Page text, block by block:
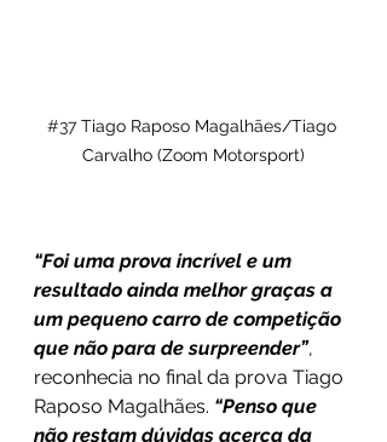
#37 Tiago Raposo Magalhães/Tiago
Carvalho (Zoom Motorsport)
“Foi uma prova incrível e um
resultado ainda melhor graças a
um pequeno carro de competição
que não para de surpreender”,
reconhecia no final da prova Tiago
Raposo Magalhães. “Penso que
não restam dúvidas acerca da